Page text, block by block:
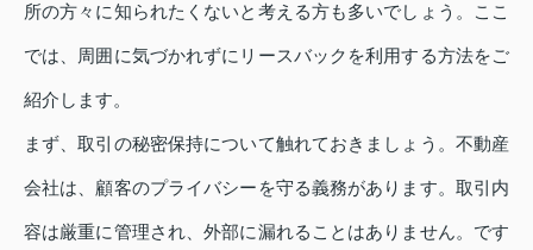
所の方々に知られたくないと考える方も多いでしょう。ここ
では、周囲に気づかれずにリースバックを利用する方法をご
紹介します。
まず、取引の秘密保持について触れておきましょう。不動産
会社は、顧客のプライバシーを守る義務があります。取引内
容は厳重に管理され、外部に漏れることはありません。です